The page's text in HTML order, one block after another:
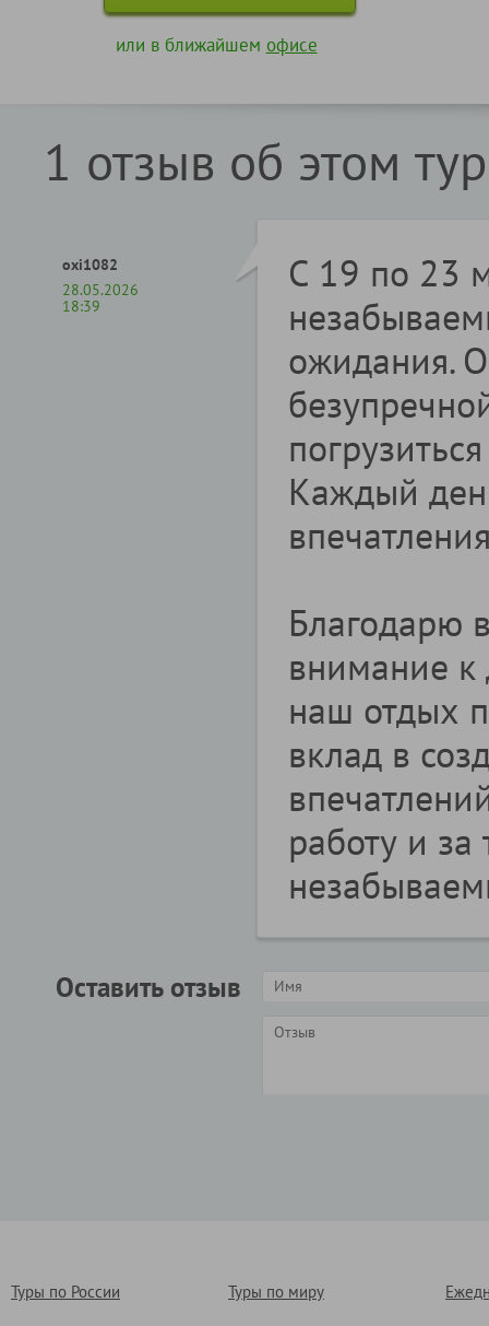
или в ближайшем офисе
1 отзыв об этом
oxi1082
28.05.2026
18:39
С 19 по 23
ожидания.
Каждый
Благодарю
внимание к
наш отдых
вклад в
работу и за
Оставить отзыв
Туры по России Туры по миру